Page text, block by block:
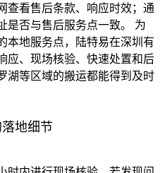
查看售后条款、响应时效；通
是否与售后服务点一致。 为
本地服务点，陆特易在深圳有
应、现场核验、快速处置和后
湖等区域的搬运都能得到及时
地细节